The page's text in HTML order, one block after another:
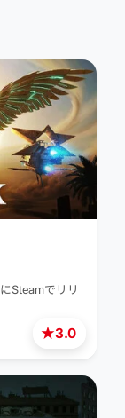
★3.0
Steamでリリ